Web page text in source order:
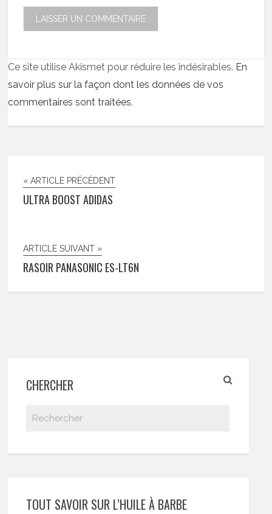
Ce site utilise Akismet pour réduire les indésirables. En
savoir plus sur la façon dont les données de vos
commentaires sont traitées.
« ARTICLE PRÉCÉDENT
ULTRA BOOST ADIDAS
ARTICLE SUIVANT »
RASOIR PANASONIC ES-LT6N
CHERCHER
TOUT SAVOIR SUR L’HUILE À BARBE